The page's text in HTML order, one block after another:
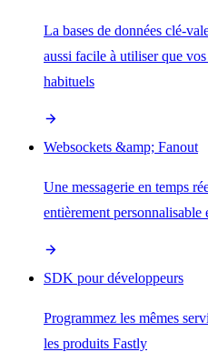
La bases de données clé-
aussi facile à utiliser que
habituels
Websockets &amp; Fanout
Une messagerie en temps
entièrement
SDK pour développeurs
Programmez les mêmes
les produits Fastly